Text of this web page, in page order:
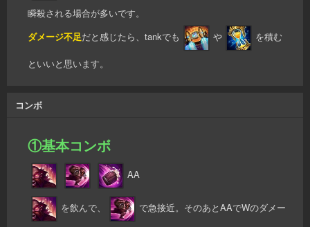
瞬殺される場合が多いです。
ダメージ不足だと感じたら、tankでも や を積む
といいと思います。
コンボ
①基本コンボ
AA
を飲んで、 で急接近。そのあとAAでWのダメー